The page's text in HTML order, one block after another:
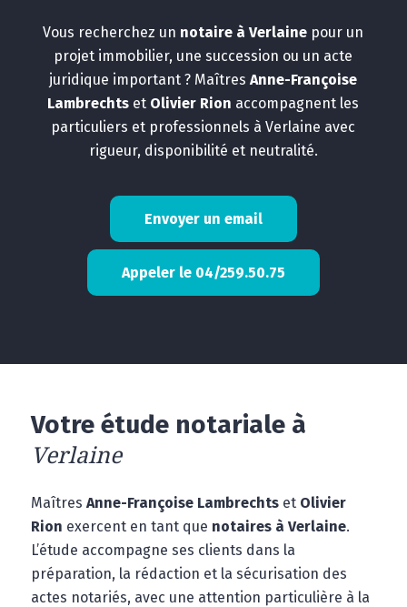
Vous recherchez un notaire à Verlaine pour un
projet immobilier, une succession ou un acte
juridique important ? MaîtresAnne-Françoise
Lambrechts et Olivier Rion accompagnent les
particuliers et professionnels à Verlaine avec
rigueur, disponibilité et neutralité.
Envoyer un email
Appeler le 04/259.50.75
Votre étude notariale à
Verlaine
Maîtres Anne-Françoise Lambrechtset Olivier
Rion exercent en tant que notaires à Verlaine.
L’étude accompagne ses clients dans la
préparation, la rédaction et la sécurisation des
actes notariés, avec une attention particulière à la